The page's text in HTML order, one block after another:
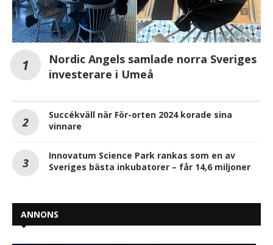
Nordic Angels samlade norra Sveriges
investerare i Umeå
Succékväll när För-orten 2024 korade sina
vinnare
Innovatum Science Park rankas som en av
Sveriges bästa inkubatorer – får 14,6 miljoner
ANNONS